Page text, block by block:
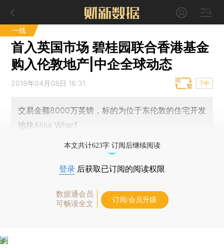
一线
首入英国市场 碧桂园联合香港基金
购入伦敦地产|中企全球动态
2018年04月08日 16:31 T中
交易金额8000万英镑，标的为位于东伦敦的住宅开发
地块Alisa Wharf
本文共计623字 订阅后继续阅读
登录 后获取已订阅的阅读权限
数据通会员
可畅读全文
订阅/会员升级